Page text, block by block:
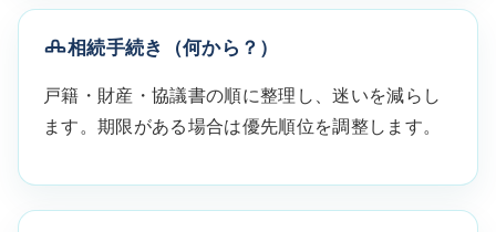
相続手続き（何から？）
戸籍・財産・協議書の順に整理し、迷いを減らし
ます。期限がある場合は優先順位を調整します。